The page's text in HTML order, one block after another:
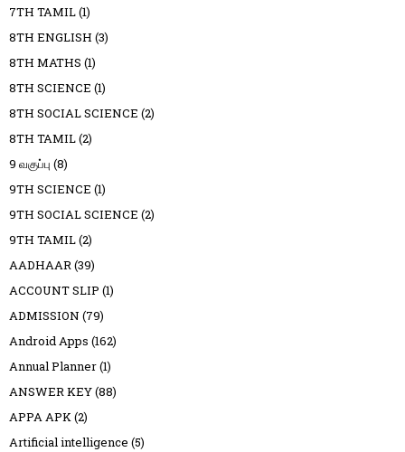
7TH TAMIL(1)
8TH ENGLISH (3)
8TH MATHS (1)
8TH SCIENCE (1)
8TH SOCIAL SCIENCE (2)
8TH TAMIL(2)
9 வகுப்பு (8)
9TH SCIENCE (1)
9TH SOCIAL SCIENCE (2)
9TH TAMIL(2)
AADHAAR(39)
ACCOUNT SLIP (1)
ADMISSION (79)
Android Apps (162)
Annual Planner(1)
ANSWER KEY(88)
APPA APK(2)
Artificial intelligence (5)